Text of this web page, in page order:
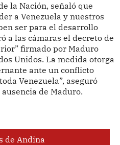
la Nación, señaló que
a Venezuela y nuestros
ser para el desarrollo
a las cámaras el decreto de
firmado por Maduro
Unidos. La medida otorga
ante un conflicto
Venezuela”, aseguró
de Maduro.
de Andina